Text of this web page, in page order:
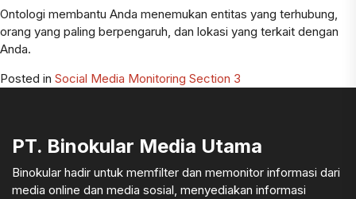
Ontologi membantu Anda menemukan entitas yang terhubung,
orang yang paling berpengaruh, dan lokasi yang terkait dengan
Anda.
Posted in Social Media Monitoring Section 3
PT. Binokular Media Utama
Binokular hadir untuk memfilter dan memonitor informasi dari
media online dan media sosial, menyediakan informasi